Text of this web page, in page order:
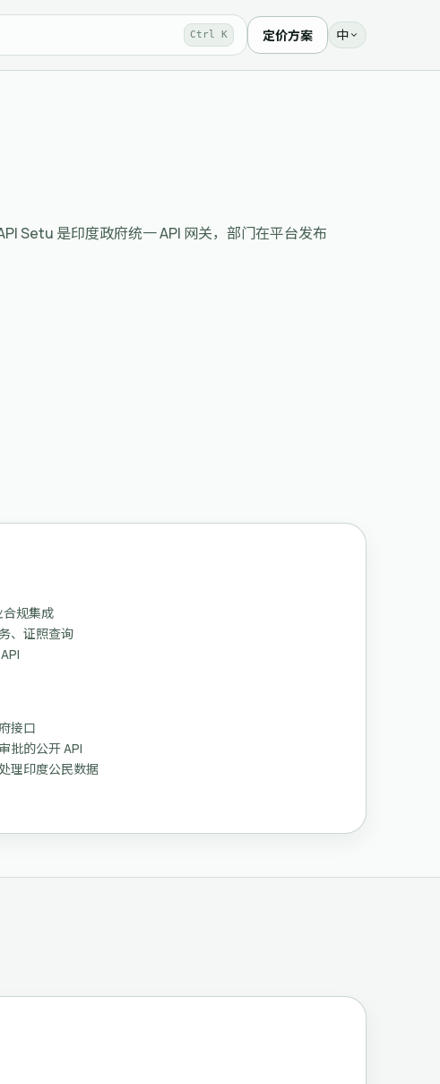
Ctrl K 定价方案 中
Setu 是印度政府统一 API 网关，部门在平台发布
规集成
、证照查询
接口
批的公开 API
理印度公民数据